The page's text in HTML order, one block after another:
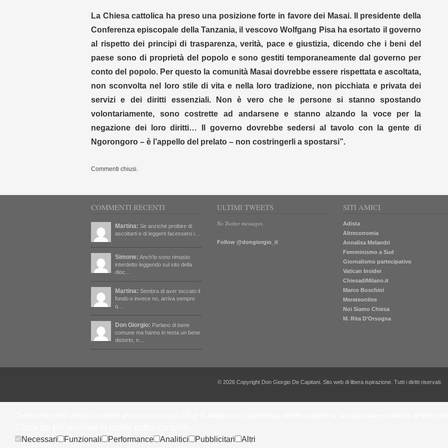
La Chiesa cattolica ha preso una posizione forte in favore dei Masai. Il presidente della
Conferenza episcopale della Tanzania, il vescovo Wolfgang Pisa ha esortato il governo
al rispetto dei principi di trasparenza, verità, pace e giustizia, dicendo che i beni del
paese sono di proprietà del popolo e sono gestiti temporaneamente dal governo per
conto del popolo. Per questo la comunità Masai dovrebbe essere rispettata e ascoltata,
non sconvolta nel loro stile di vita e nella loro tradizione, non picchiata e privata dei
servizi e dei diritti essenziali. Non è vero che le persone si stanno spostando
volontariamente, sono costrette ad andarsene e stanno alzando la voce per la
negazione dei loro diritti… Il governo dovrebbe sedersi al tavolo con la gente di
Ngorongoro – è l’appello del prelato – non costringerli a spostarsi”.
Commenti chiusi.
COMMENTI RECENTI
Martina: Se anziché proibire di
ascoltarti e di leggerti facessero i…
Simone: Anch'io sono rimasto
interdetto leggendo sul sito della
dioc…
Martina: Sembra di aver toccato il
fondo e invece no, arriva sempre
q…
Don Giorgio: Parlano di bene
comune ma hanno in testa un bene
distorto, n…
ULTIMI TWEETS
No Twitter messages.
Follow @dongiorgio_it
SITI AMICI
Adista
Altreconomia
Annalisa Melandri
Femminismo a Sud
Giornalismo partecipativo
Vatican Insider
ChiesadiMilano.it
Marco Boschini
Merateonline
Noi Siamo Chiesa
M. Rita D’Orsogna
© 2026 Copyright Don Giorgio De Capitani. Sito web di libera ispirazione. Tutti i diritti riservati.
Necessari
Funzionali Performance Analitici Pubblicitari
Altri